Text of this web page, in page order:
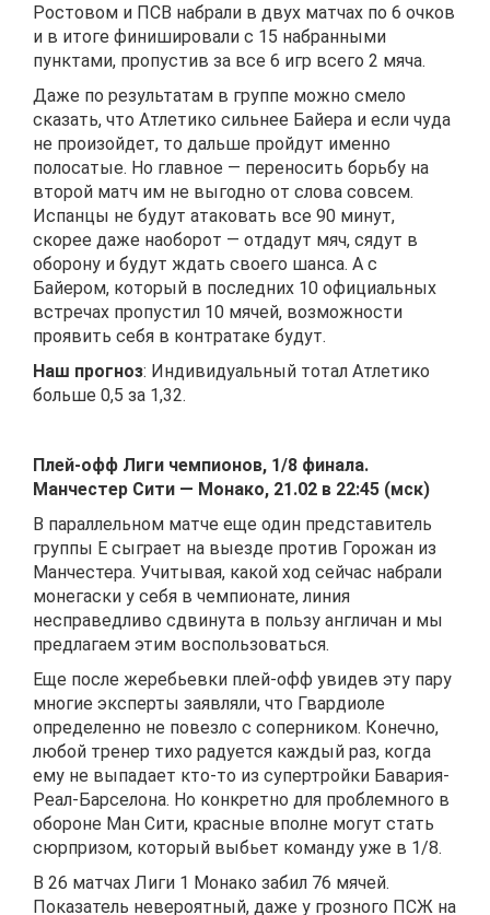
Ростовом и ПСВ набрали в двух матчах по 6 очков
и в итоге финишировали с 15 набранными
пунктами, пропустив за все 6 игр всего 2 мяча.
Даже по результатам в группе можно смело
сказать, что Атлетико сильнее Байера и если чуда
не произойдет, то дальше пройдут именно
полосатые. Но главное — переносить борьбу на
второй матч им не выгодно от слова совсем.
Испанцы не будут атаковать все 90 минут,
скорее даже наоборот — отдадут мяч, сядут в
оборону и будут ждать своего шанса. А с
Байером, который в последних 10 официальных
встречах пропустил 10 мячей, возможности
проявить себя в контратаке будут.
Наш прогноз: Индивидуальный тотал Атлетико
больше 0,5 за 1,32.
Плей-офф Лиги чемпионов, 1/8 финала.
Манчестер Сити — Монако, 21.02 в 22:45 (мск)
В параллельном матче еще один представитель
группы Е сыграет на выезде против Горожан из
Манчестера. Учитывая, какой ход сейчас набрали
монегаски у себя в чемпионате, линия
несправедливо сдвинута в пользу англичан и мы
предлагаем этим воспользоваться.
Еще после жеребьевки плей-офф увидев эту пару
многие эксперты заявляли, что Гвардиоле
определенно не повезло с соперником. Конечно,
любой тренер тихо радуется каждый раз, когда
ему не выпадает кто-то из супертройки Бавария-
Реал-Барселона. Но конкретно для проблемного в
обороне Ман Сити, красные вполне могут стать
сюрпризом, который выбьет команду уже в 1/8.
В 26 матчах Лиги 1 Монако забил 76 мячей.
Показатель невероятный, даже у грозного ПСЖ на